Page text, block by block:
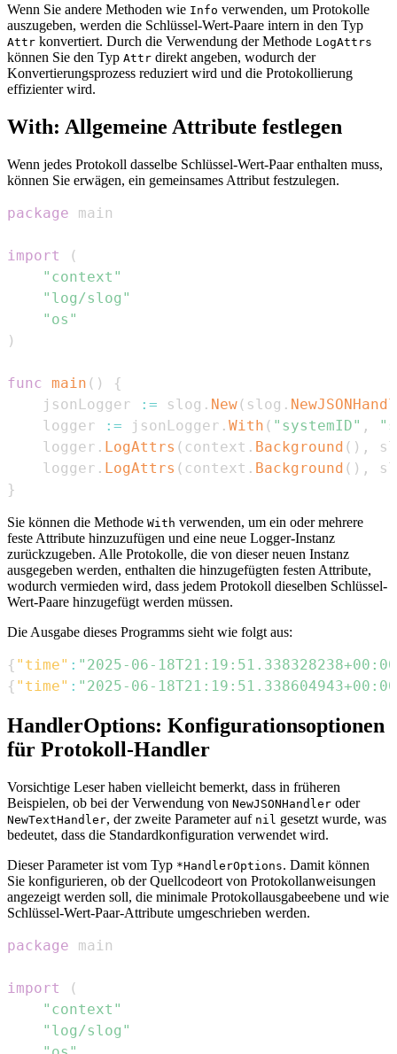
Wenn Sie andere Methoden wie Info verwenden, um Protokolle
auszugeben, werden die Schlüssel-Wert-Paare intern in den Typ
Attr konvertiert. Durch die Verwendung der Methode LogAttrs
können Sie den Typ Attr direkt angeben, wodurch der
Konvertierungsprozess reduziert wird und die Protokollierung
effizienter wird.
With: Allgemeine Attribute festlegen
Wenn jedes Protokoll dasselbe Schlüssel-Wert-Paar enthalten muss,
können Sie erwägen, ein gemeinsames Attribut festzulegen.
package
import
(
"context"
"log/slog"
"os"
)
func main ( )
{
	jsonLogger
:= slog . New( slog .
	logger
:= jsonLogger . With ( "systemID" ,
	logger
. LogAttrs ( context . Background ( ) ,
	logger
. LogAttrs ( context . Background ( ) ,
}
Sie können die Methode With verwenden, um ein oder mehrere
feste Attribute hinzuzufügen und eine neue Logger-Instanz
zurückzugeben. Alle Protokolle, die von dieser neuen Instanz
ausgegeben werden, enthalten die hinzugefügten festen Attribute,
wodurch vermieden wird, dass jedem Protokoll dieselben Schlüssel-
Wert-Paare hinzugefügt werden müssen.
Die Ausgabe dieses Programms sieht wie folgt aus:
{ "time" : "2025-06-
{ "time" : "2025-06-
HandlerOptions: Konfigurationsoptionen
für Protokoll-Handler
Vorsichtige Leser haben vielleicht bemerkt, dass in früheren
Beispielen, ob bei der Verwendung von NewJSONHandler oder
NewTextHandler, der zweite Parameter auf nil gesetzt wurde, was
bedeutet, dass die Standardkonfiguration verwendet wird.
Dieser Parameter ist vom Typ *HandlerOptions. Damit können
Sie konfigurieren, ob der Quellcodeort von Protokollanweisungen
angezeigt werden soll, die minimale Protokollausgabeebene und wie
Schlüssel-Wert-Paar-Attribute umgeschrieben werden.
package
import
(
"context"
"log/slog"